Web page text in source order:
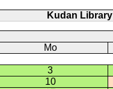
Kudan Library
Mo
3
10